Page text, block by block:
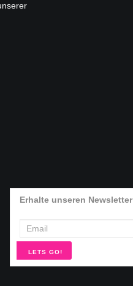
Erhalte unseren Newsletter